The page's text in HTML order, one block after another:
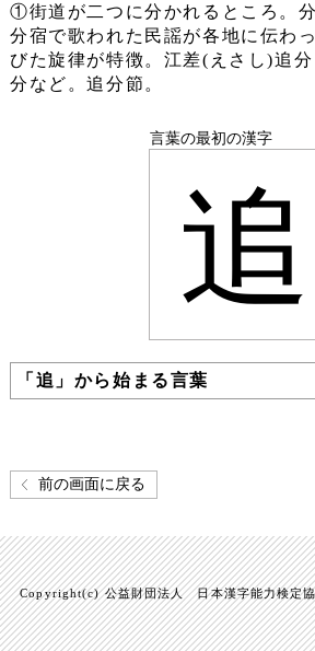
①街道が二つに分かれるところ。
分宿で歌われた民謡が各地に伝わ
びた旋律が特徴。江差(えさし)追
分など。追分節。
言葉の最初の漢字
追
「追」から始まる言葉
前の画面に戻る
Copyright(c) 公益財団法人 日本漢字能力検定